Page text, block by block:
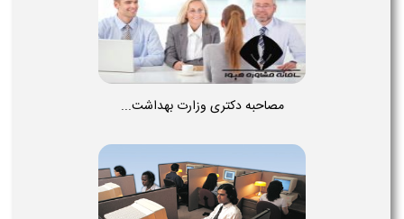
مصاحبه دکتری وزارت بهداشت...